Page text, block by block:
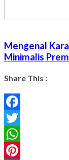
Mengenal
Minimalis
Share This :
Facebook
Twitter
WhatsApp